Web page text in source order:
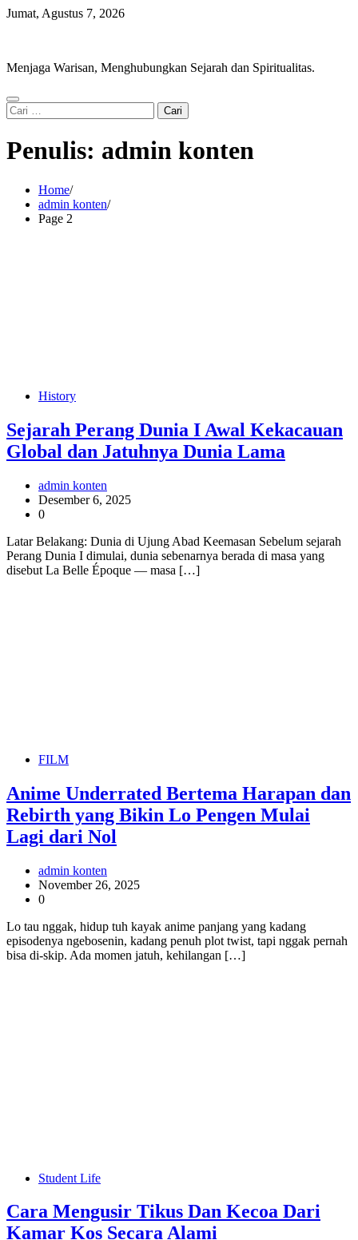
Skip
Jumat, Agustus 7, 2026
Menjaga Warisan, Menghubungkan Sejarah dan Spiritualitas.
Cari
untuk:
Penulis: admin konten
Home
admin konten
Page 2
History
Sejarah Perang Dunia I Awal Kekacauan
Global dan Jatuhnya Dunia Lama
admin konten
Desember 6, 2025
0
Latar Belakang: Dunia di Ujung Abad Keemasan Sebelum sejarah
Perang Dunia I dimulai, dunia sebenarnya berada di masa yang
disebut La Belle Époque — masa […]
FILM
Anime Underrated Bertema Harapan dan
Rebirth yang Bikin Lo Pengen Mulai
Lagi dari Nol
admin konten
November 26, 2025
0
Lo tau nggak, hidup tuh kayak anime panjang yang kadang
episodenya ngebosenin, kadang penuh plot twist, tapi nggak pernah
bisa di-skip. Ada momen jatuh, kehilangan […]
Student Life
Cara Mengusir Tikus Dan Kecoa Dari
Kamar Kos Secara Alami